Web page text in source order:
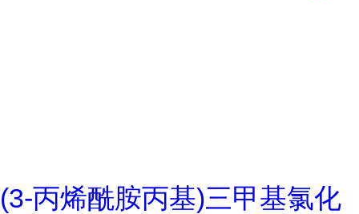
(3-丙烯酰胺丙基)三甲基氯化